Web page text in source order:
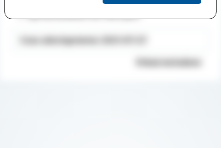
e-mail: iod@powiat-ostrowski.pl,